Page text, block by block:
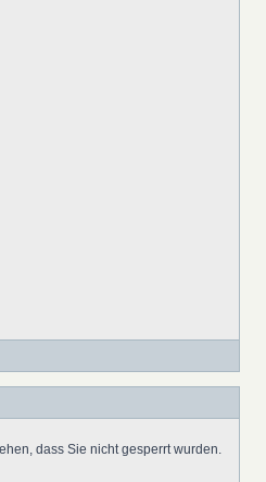
dass Sie nicht gesperrt wurden.